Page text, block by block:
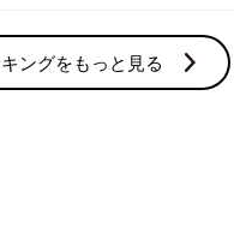
ングをもっと見る